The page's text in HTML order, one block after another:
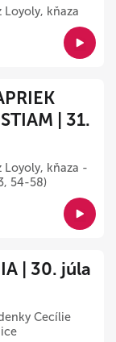
Loyoly, kňaza
| 31.
Loyoly, kňaza -
54-58)
| 30. júla
Cecílie